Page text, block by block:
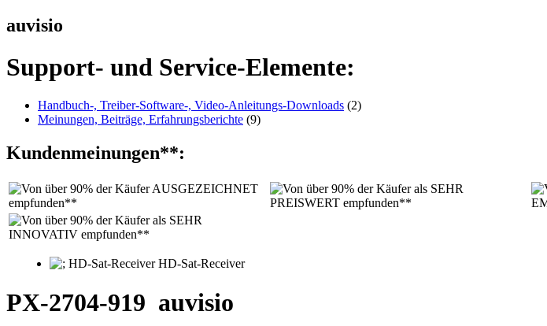
auvisio
Support- und Service-Elemente:
Handbuch-, Treiber-Software-, Video-Anleitungs-Downloads (2)
Meinungen, Beiträge, Erfahrungsberichte (9)
Kundenmeinungen**:
PX-2704-919 auvisio